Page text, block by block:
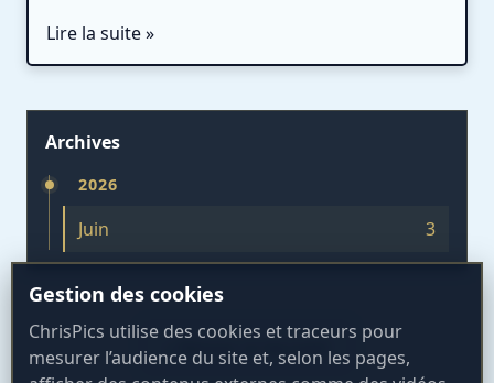
Lire la suite »
Archives
2026
Juin 3
« Retour à l'accueil
Gestion des cookies
ChrisPics utilise des cookies et traceurs pour
mesurer l’audience du site et, selon les pages,